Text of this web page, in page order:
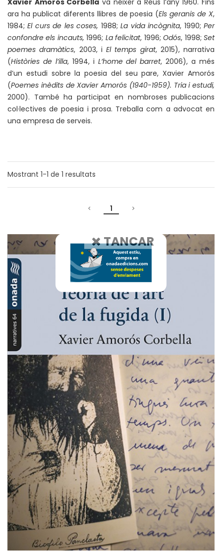
Xavier Amorós Corbella va néixer a Reus l’any 1960. Fins
ara ha publicat diferents llibres de poesia (Els geranis de X,
1984;El curs de les coses, 1988;La vida incògnita, 1990;Per
confondre els incauts, 1996; La felicitat, 1996;Odós, 1998;Set
poemes dramàtics, 2003, i El temps girat, 2015), narrativa
(Històries de l’illa, 1994, i L’home del barret, 2006), a més
d’un estudi sobre la poesia del seu pare, Xavier Amorós
(Poemes inèdits de Xavier Amorós (1940-1959). Tria i estudi,
2000). També ha participat en nombroses publicacions
col·lectives de poesia i prosa. Treballa com a advocat en
una empresa de serveis.
Mostrant 1-1 de 1 resultats
1
TANCAR